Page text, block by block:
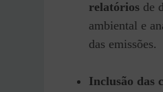
relatórios de
ambiental e
das emissões.
Inclusão das